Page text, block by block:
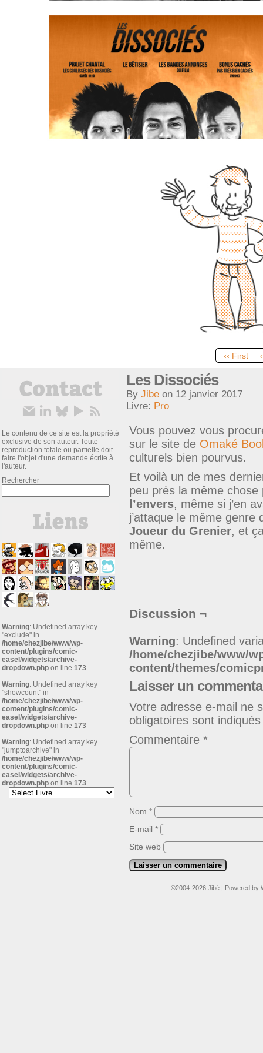
‹‹ First
Le contenu de ce site est la propriété
exclusive de son auteur. Toute
reproduction totale ou partielle doit
faire l'objet d'une demande écrite à
l'auteur.
Rechercher
Warning: Undefined array key
"exclude" in
/home/chezjibe/www/wp-
content/plugins/comic-
easel/widgets/archive-
dropdown.php on line 173
Warning: Undefined array key
"showcount" in
/home/chezjibe/www/wp-
content/plugins/comic-
easel/widgets/archive-
dropdown.php on line 173
Warning: Undefined array key
"jumptoarchive" in
/home/chezjibe/www/wp-
content/plugins/comic-
easel/widgets/archive-
dropdown.php on line 173
Les Dissociés
By Jibe on 12 janvier 2017
Livre: Pro
Vous pouvez vous
sur le site de Omaké
culturels bien pourvus.
Et voilà un de mes
peu près la même
l’envers, même si j’en
j’attaque le même
Joueur du Grenier, et
même.
Discussion ¬
Warning: Undefined
/home/chezjibe/www/
content/themes/
Laisser un
Votre adresse e-mail ne
obligatoires sont
Commentaire *
Nom *
E-mail *
Site web
©2004-2026 Jibé | Powered by